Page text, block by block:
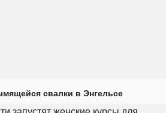
свалки в Энгельсе